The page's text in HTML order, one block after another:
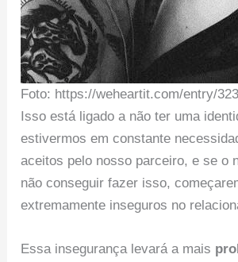
Foto: https://weheartit.com/entry/
Isso está ligado a não ter uma
estivermos em constante
aceitos pelo nosso parceiro, e se o
não conseguir fazer isso,
extremamente inseguros no
Essa insegurança levará a mais